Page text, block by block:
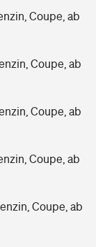
Coupe, ab
Coupe, ab
Coupe, ab
Coupe, ab
Coupe, ab